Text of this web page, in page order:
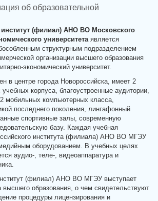
об образовательной
(филиал) АНО ВО Московского
университетаявляется
структурным подразделением
организации высшего образования
экономический университет.
в центре города Новороссийска, имеет 2
корпуса, благоустроенные аудитории,
мобильных компьютерных класса,
последнего поколения, лингафонный
спортивные залы, современную
базу. Каждая учебная
института (филиала) АНО ВО МГЭУ
оборудованием. В учебных целях
аудио-, теле-, видеоаппаратура и
(филиал) АНО ВО МГЭУ выступает
высшего образования, о чем свидетельствуют
процедуры лицензирования и